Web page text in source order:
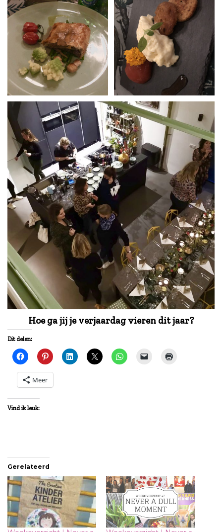
Hoe ga jij je verjaardag vieren dit jaar?
Dit delen:
Meer
Vind ik leuk:
Gerelateerd